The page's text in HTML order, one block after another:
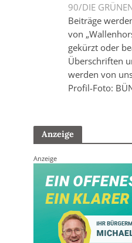
90/DIE
Beiträge
von
gekürzt oder
Überschriften
werden von
Profil-Foto:
Anzeige
Anzeige